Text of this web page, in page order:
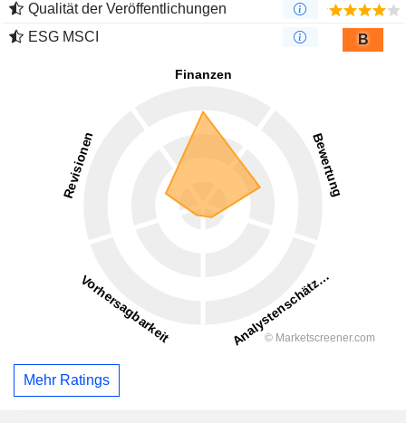
Qualität der Veröffentlichungen
ESG MSCI
B
Mehr Ratings